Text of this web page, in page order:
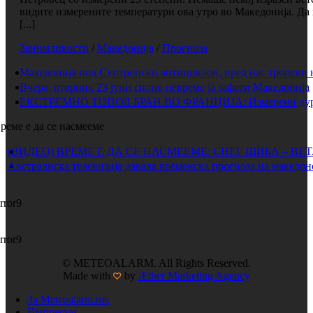
видите измерените температури ова утро во Македонија.
[...]
Занимливости / Македонија / Прогноза
Македонија под Суптропски антициклон, пред нас тропски
Вчера, вторник 23 јуни силно невреме ја зафати Македонија
ЕКСТРЕМНО ТОПОЛ БРАН ВО ФРАНЦИЈА: Измерени дури
е да се насмееме
(ВИДЕО) ВРЕМЕ Е ДА СЕ НАСМЕЕМЕ: СНЕГ ШИБА –
Австралиска телевизија давала временска прогноза на
© METEOALARM. All Rights Reserved.
Made with
by Æther Marketing Agency
За Meteoalarm.mk